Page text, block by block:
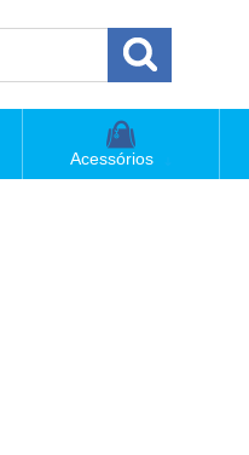
(48) 3658-4820
(48)996063435
Acessórios